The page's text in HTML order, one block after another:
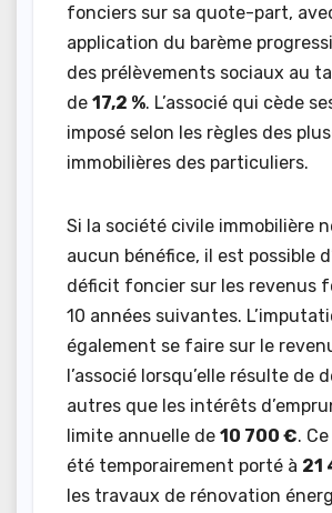
fonciers sur sa quote-part,
application du barème
des prélèvements sociaux au
de 17,2 %. L’associé qui cède
imposé selon les règles des
immobilières des particuliers.
Si la société civile immobilière
aucun bénéfice, il est possible
déficit foncier sur les revenus
10 années suivantes.
également se faire sur le
l’associé lorsqu’elle résulte de
autres que les intérêts
limite annuelle de 10 700 €.
été temporairement porté à 21
les travaux de rénovation